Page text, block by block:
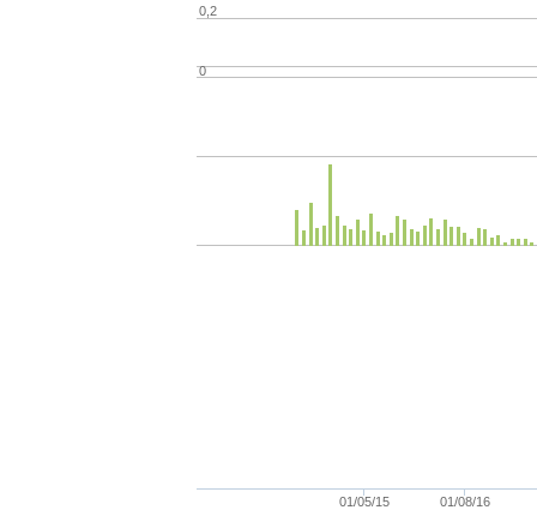
01/08/16
01/05/15
0
0,2